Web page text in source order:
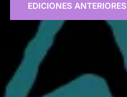
EDICIONES ANTERIORES